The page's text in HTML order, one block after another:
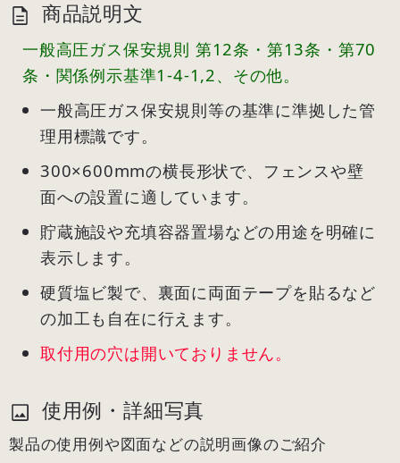
商品説明文
一般高圧ガス保安規則 第12条・第13条・第70
条・関係例示基準1-4-1,2、その他。
一般高圧ガス保安規則等の基準に準拠した管
理用標識です。
300×600mmの横長形状で、フェンスや壁
面への設置に適しています。
貯蔵施設や充填容器置場などの用途を明確に
表示します。
硬質塩ビ製で、裏面に両面テープを貼るなど
の加工も自在に行えます。
取付用の穴は開いておりません。
使用例・詳細写真
製品の使用例や図面などの説明画像のご紹介